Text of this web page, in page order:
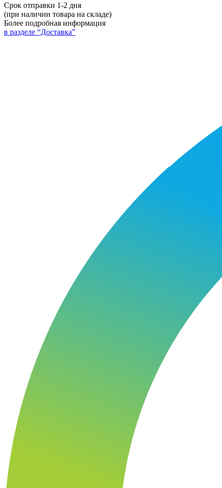
Срок отправки 1-2 дня
(при наличии товара на складе)
Более подробная информация
в разделе “Доставка”